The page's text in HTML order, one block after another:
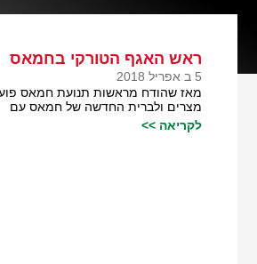
ראש האגף הטורקי בחמאס
5 ב אפריל 2018
מאז שהודח מראשות תנועת חמאס
מצרים ולברית החדשה של חמאס עם
לקריאה >>